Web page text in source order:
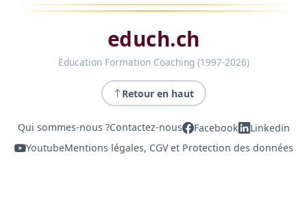
educh.ch
Education Formation Coaching (1997-2026)
Retour en haut
Qui sommes-nous ?Contactez-nous Facebook
Linkedin
YoutubeMentions légales, CGV et Protection des données